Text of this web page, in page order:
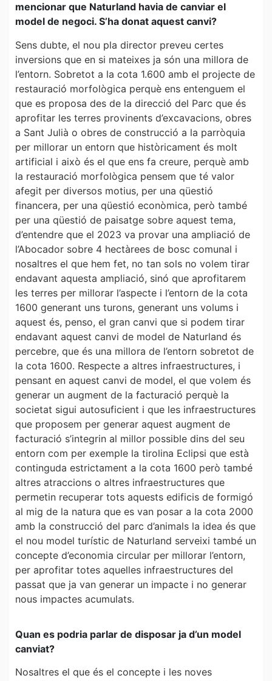
mencionar que Naturland havia de canviar el
model de negoci. S’ha donat aquest canvi?
Sens dubte, el nou pla director preveu certes
inversions que en si mateixes ja són una millora de
l’entorn. Sobretot a la cota 1.600 amb el projecte de
restauració morfològica perquè ens entenguem el
que es proposa des de la direcció del Parc que és
aprofitar les terres provinents d’excavacions, obres
a Sant Julià o obres de construcció a la parròquia
per millorar un entorn que històricament és molt
artificial i això és el que ens fa creure, perquè amb
la restauració morfològica pensem que té valor
afegit per diversos motius, per una qüestió
financera, per una qüestió econòmica, però també
per una qüestió de paisatge sobre aquest tema,
d’entendre que el 2023 va provar una ampliació de
l’Abocador sobre 4 hectàrees de bosc comunal i
nosaltres el que hem fet, no tan sols no volem tirar
endavant aquesta ampliació, sinó que aprofitarem
les terres per millorar l’aspecte i l’entorn de la cota
1600 generant uns turons, generant uns volums i
aquest és, penso, el gran canvi que si podem tirar
endavant aquest canvi de model de Naturland és
percebre, que és una millora de l’entorn sobretot de
la cota 1600. Respecte a altres infraestructures, i
pensant en aquest canvi de model, el que volem és
generar un augment de la facturació perquè la
societat sigui autosuficient i que les infraestructures
que proposem per generar aquest augment de
facturació s’integrin al millor possible dins del seu
entorn com per exemple la tirolina Eclipsi que està
continguda estrictament a la cota 1600 però també
altres atraccions o altres infraestructures que
permetin recuperar tots aquests edificis de formigó
al mig de la natura que es van posar a la cota 2000
amb la construcció del parc d’animals la idea és que
el nou model turístic de Naturland serveixi també un
concepte d’economia circular per millorar l’entorn,
per aprofitar totes aquelles infraestructures del
passat que ja van generar un impacte i no generar
nous impactes acumulats.
Quan es podria parlar de disposar ja d’un model
canviat?
Nosaltres el que és el concepte i les noves